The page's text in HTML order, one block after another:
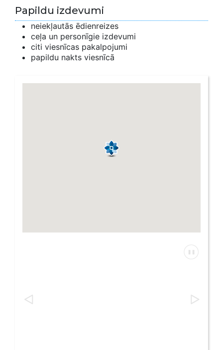
Papildu izdevumi
neiekļautās ēdienreizes
ceļa un personīgie izdevumi
citi viesnīcas pakalpojumi
papildu nakts viesnīcā